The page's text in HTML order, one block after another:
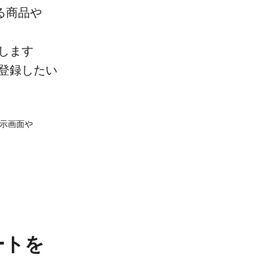
商品や​​
ます​
録したい​
画面や​
を​